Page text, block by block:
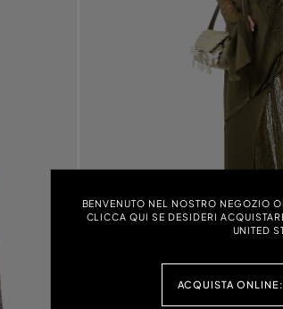
BENVENUTO NEL NOSTRO NEGOZIO
CLICCA QUI SE DESIDERI
UNITED
ACQUISTA